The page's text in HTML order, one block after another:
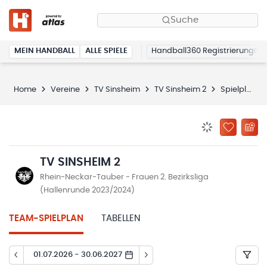
Suche
MEIN HANDBALL ALLE SPIELE Handball360 Registrierung
Home Vereine TV Sinsheim TV Sinsheim 2 Spielplan
ZU
TV SINSHEIM 2
Rhein-Neckar-Tauber - Frauen 2. Bezirksliga
(Hallenrunde 2023/2024)
TEAM-SPIELPLAN TABELLEN
01.07.2026 - 30.06.2027